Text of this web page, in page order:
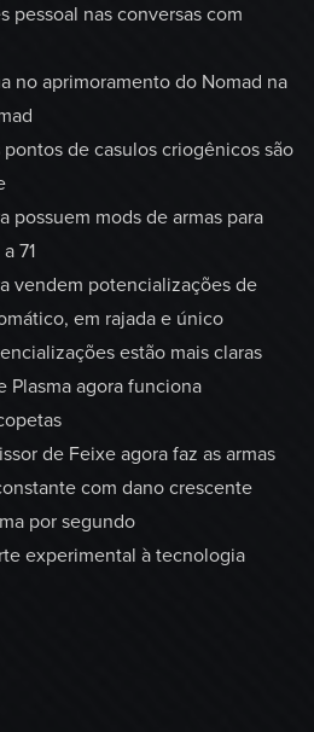
pessoal nas conversas com
no aprimoramento do Nomad na
de casulos criogênicos são
possuem mods de armas para
71
vendem potencializações de
em rajada e único
estão mais claras
Plasma agora funciona
de Feixe agora faz as armas
com dano crescente
por segundo
experimental à tecnologia